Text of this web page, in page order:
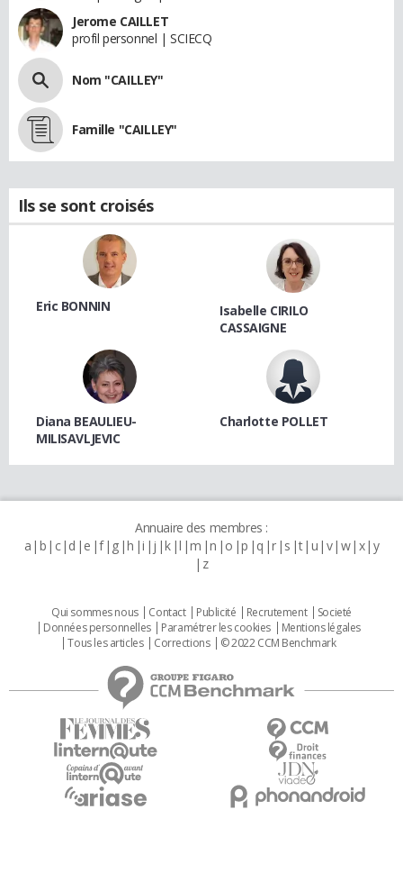
Jerome CAILLET
profil personnel | SCIECQ
Nom "CAILLEY"
Famille "CAILLEY"
Ils se sont croisés
Eric BONNIN
Isabelle CIRILO
CASSAIGNE
Diana BEAULIEU-
MILISAVLJEVIC
Charlotte POLLET
Annuaire des membres :
a b c d e f g h i j k l m n o p q r s t u v w x y
z
Qui sommes nous Contact Publicité Recrutement
Societé
Données personnelles
Paramétrer les cookies
Mentions légales
Tous les articles
Corrections © 2022 CCM Benchmark